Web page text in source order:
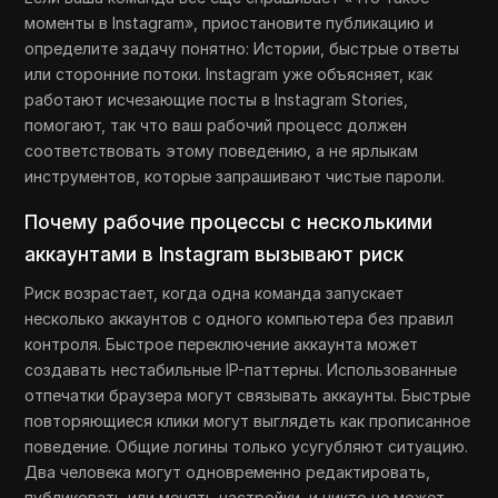
моменты в Instagram», приостановите публикацию и
определите задачу понятно: Истории, быстрые ответы
или сторонние потоки. Instagram уже объясняет, как
работают исчезающие посты в Instagram Stories,
помогают, так что ваш рабочий процесс должен
соответствовать этому поведению, а не ярлыкам
инструментов, которые запрашивают чистые пароли.
Почему рабочие процессы с несколькими
аккаунтами в Instagram вызывают риск
Риск возрастает, когда одна команда запускает
несколько аккаунтов с одного компьютера без правил
контроля. Быстрое переключение аккаунта может
создавать нестабильные IP-паттерны. Использованные
отпечатки браузера могут связывать аккаунты. Быстрые
повторяющиеся клики могут выглядеть как прописанное
поведение. Общие логины только усугубляют ситуацию.
Два человека могут одновременно редактировать,